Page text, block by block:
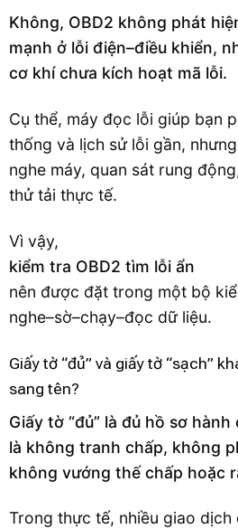
Không, OBD2 không phát
mạnh ở lỗi điện–điều khiển,
cơ khí chưa kích hoạt mã lỗi.
Cụ thể, máy đọc lỗi giúp bạn
thống và lịch sử lỗi gần,
nghe máy, quan sát rung
thử tải thực tế.
Vì vậy,
kiểm tra OBD2 tìm lỗi ẩn
nên được đặt trong một bộ
nghe–sờ–chạy–đọc dữ liệu.
Giấy tờ “đủ” và giấy tờ “sạch”
sang tên?
Giấy tờ “đủ” là đủ hồ sơ hành
là không tranh chấp, không
không vướng thế chấp hoặc
Trong thực tế, nhiều giao dịch